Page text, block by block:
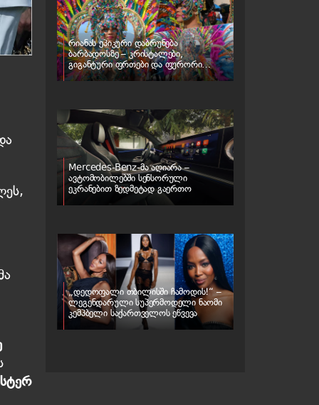
რიანას ეპიკური დაბრუნება
ბარბადოსზე – კრისტალები,
გიგანტური ფრთები და ფურორი
კარნავალზე
Mercedes-Benz-მა აღიარა –
ავტომობილებში სენსორული
ეკრანებით ზედმეტად გაერთო
„დედოფალი თბილისში ჩამოდის!“ –
ლეგენდარული სუპერმოდელი ნაომი
კემპბელი საქართველოს ეწვევა